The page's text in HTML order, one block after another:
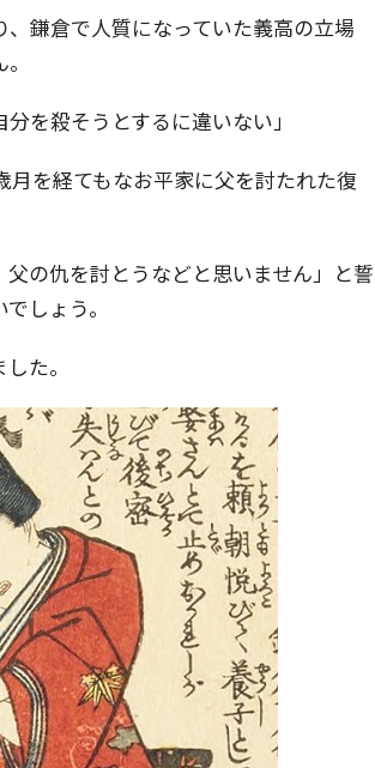
、鎌倉で人質になっていた義高の立場
を殺そうとするに違いない」
月を経てもなお平家に父を討たれた復
の仇を討とうなどと思いません」と誓
しょう。
た。